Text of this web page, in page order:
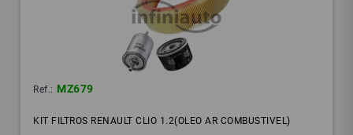
Ref.: MZ679
KIT FILTROS RENAULT CLIO 1.2(OLEO AR COMBUSTIVEL)